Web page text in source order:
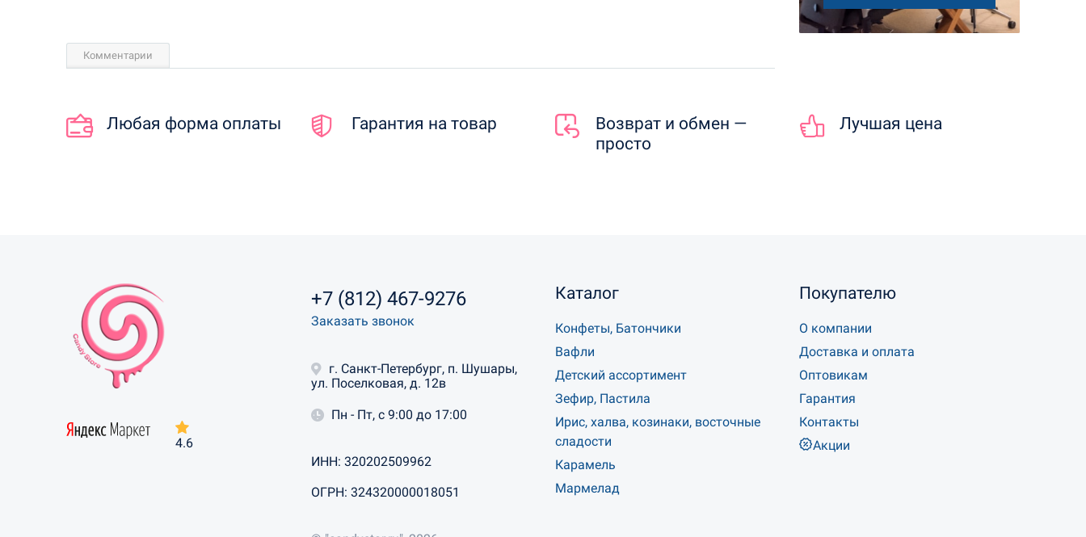
Комментарии
Любая форма оплаты Гарантия на товар
Возврат и обмен —
просто
Лучшая цена
4.6
+7 (812) 467-9276
Заказать звонок
г. Санкт-Петербург, п. Шушары,
ул. Поселковая, д. 12в
Пн - Пт, с 9:00 до 17:00
ИНН: 320202509962
ОГРН: 324320000018051
Каталог
Конфеты, Батончики
Вафли
Детский ассортимент
Зефир, Пастила
Ирис, халва, козинаки, восточные
сладости
Карамель
Мармелад
Покупателю
О компании
Доставка и оплата
Оптовикам
Гарантия
Контакты
Акции